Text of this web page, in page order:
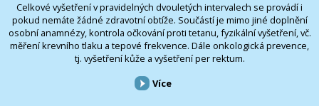
Celkové vyšetření v pravidelných dvouletých intervalech se provádí i
pokud nemáte žádné zdravotní obtíže. Součástí je mimo jiné doplnění
osobní anamnézy, kontrola očkování proti tetanu, fyzikální vyšetření, vč.
měření krevního tlaku a tepové frekvence. Dále onkologická prevence,
tj. vyšetření kůže a vyšetření per rektum.
Více